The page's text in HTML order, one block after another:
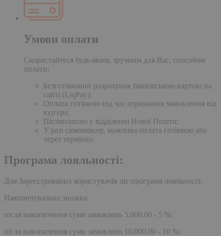
Умови оплати
Скористайтеся будь-яким, зручним для Вас, способом
оплати:
Безготівковий розрахунок банківською картою на
сайті (LiqPay);
Оплата готівкою під час отримання замовлення від
кур'єра;
Післяплатою у відділенні Нової Пошти;
У разі самовивозу, можлива оплата готівкою або
через термінал.
Програма лояльності:
Для Зареєстрованих користувачів діє програма лояльності:
Накопичувальна знижка:
після накопичення суми замовлень 5,000.00 - 5 %;
після накопичення суми замовлень 10,000.00 - 10 %;